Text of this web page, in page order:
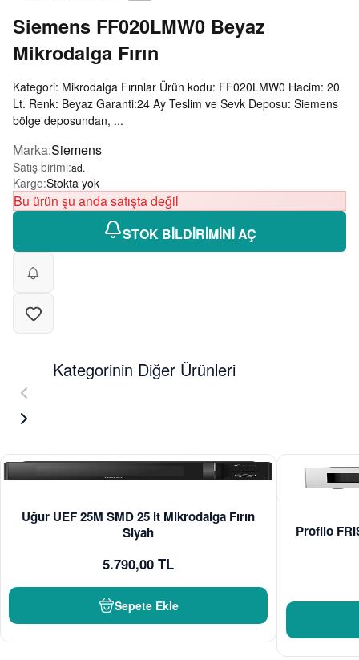
Siemens FF020LMW0 Beyaz
Mikrodalga Fırın
Kategori: Mikrodalga Fırınlar Ürün kodu: FF020LMW0 Hacim: 20
Lt. Renk: Beyaz Garanti:24 Ay Teslim ve Sevk Deposu: Siemens
bölge deposundan, ...
Marka:Siemens
Satış birimi:ad.
Kargo:Stokta yok
Bu ürün şu anda satışta değil
STOK BİLDİRİMİNİ AÇ
Kategorinin Diğer Ürünleri
Uğur UEF 25M SMD 25 lt Mikrodalga Fırın
Siyah
5.790,00 TL
Sepete Ekle
Profilo